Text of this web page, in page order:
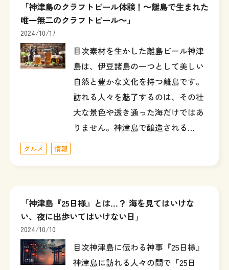
「神津島のクラフトビール体験！～離島で生まれた
唯一無二のクラフトビール～」
2024/10/17
目次素材を生かした離島ビール神津
島は、伊豆諸島の一つとして美しい
自然と豊かな文化を持つ離島です。
訪れる人々を魅了するのは、その壮
大な景色や透き通った海だけではあ
りません。神津島で醸造される…
グルメ 情報
「神津島『25日様』とは...？ 海を見てはいけな
い、夜に出歩いてはいけない日」
2024/10/10
目次神津島に伝わる神事『25日様』
神津島に訪れる人々の間で「25日